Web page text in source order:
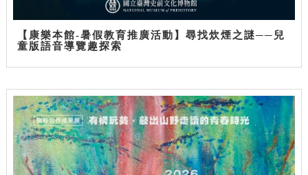
【康樂本館-暑假教育推廣活動】尋找炊煙之謎──兒
童版語音導覽趣探索